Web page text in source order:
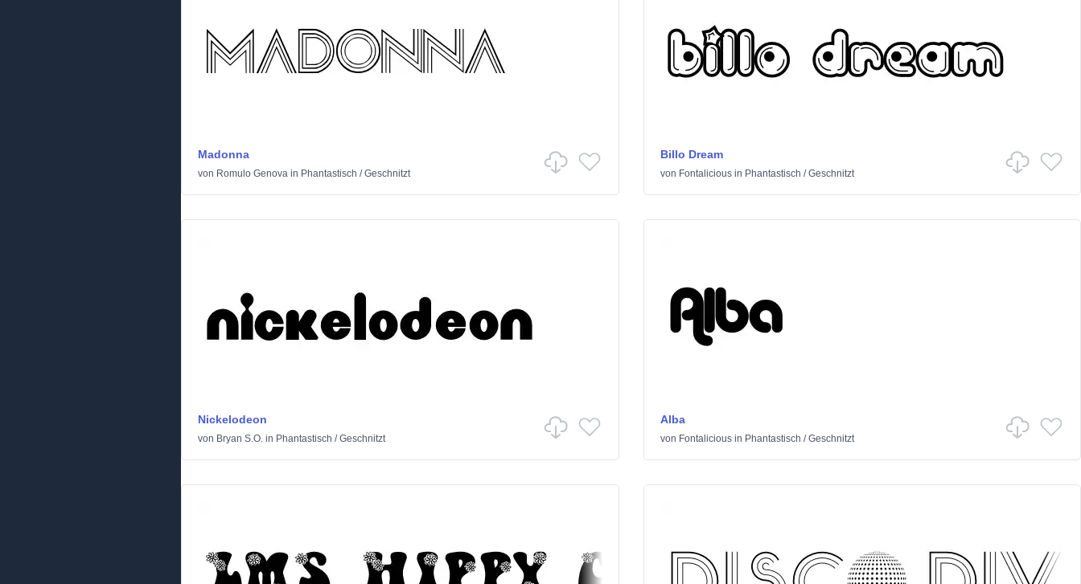
Madonna
von Romulo Genova in Phantastisch /Geschnitzt
Billo Dream
von Fontaliciousin Phantastisch /Geschnitzt
Nickelodeon
von Bryan S.O. in Phantastisch /Geschnitzt
Alba
von Fontaliciousin Phantastisch /Geschnitzt